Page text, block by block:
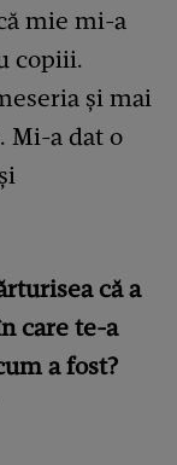
mie mi-a
copiii.
și mai
Mi-a dat o
că a
care te-a
a fost?